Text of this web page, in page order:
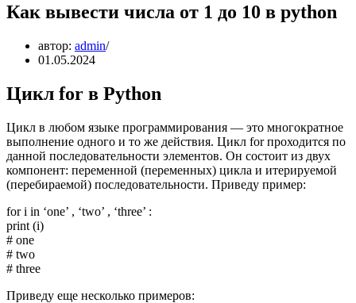
Как вывести числа от 1 до 10 в python
автор: admin
01.05.2024
Цикл for в Python
Цикл в любом языке программирования — это многократное
выполнение одного и то же действия. Цикл for проходится по
данной последо­ватель­ности элементов. Он состоит из двух
компонент: переменной (переменных) цикла и итерируемой
(перебираемой) последовательности. Приведу пример:
for i in ‘one’ , ‘two’ , ‘three’ :
print (i)
# one
# two
# three
Приведу еще несколько примеров: